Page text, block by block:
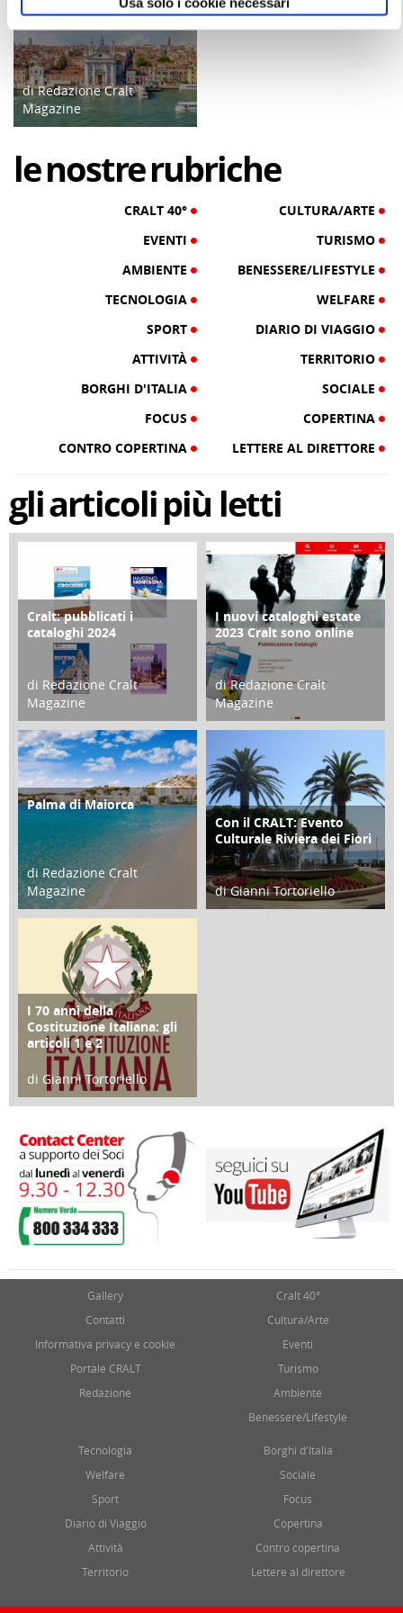
Gallerie dell'Accademia
di Redazione Cralt
Magazine
lenostrerubriche
CRALT 40°
CULTURA/ARTE
EVENTI
TURISMO
AMBIENTE
BENESSERE/LIFESTYLE
TECNOLOGIA
WELFARE
SPORT
DIARIO DI VIAGGIO
ATTIVITÀ
TERRITORIO
BORGHI D'ITALIA
SOCIALE
FOCUS
COPERTINA
CONTRO COPERTINA
LETTERE AL DIRETTORE
gliarticolipiù letti
COPERTINA
Cralt: pubblicati i
cataloghi 2024
di Redazione Cralt
Magazine
21 Novembre 2023
CONTRO COPERTINA
I nuovi cataloghi estate
2023 Cralt sono online
di Redazione Cralt
Magazine
07 Marzo 2023
ATTIVITÀ
Palma di Maiorca
di Redazione Cralt
Magazine
25 Giugno 2016
ATTIVITÀ
Con il CRALT: Evento
Culturale Riviera dei Fiori
di Gianni Tortoriello
FOCUS
I 70 anni della
Costituzione Italiana: gli
articoli 1 e 2
di Gianni Tortoriello
17 Marzo 2018
Gallery
Contatti
Informativa privacy e cookie
Portale CRALT
Redazione
Cralt 40°
Cultura/Arte
Eventi
Turismo
Ambiente
Benessere/Lifestyle
Tecnologia
Welfare
Sport
Diario di Viaggio
Attività
Territorio
Borghi d'Italia
Sociale
Focus
Copertina
Contro copertina
Lettere al direttore